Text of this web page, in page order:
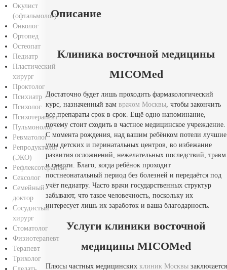
Описание
Клиника восточной медицины
MICOMed
Достаточно будет лишь проходить фармакологический
курс, назначенный вам врачом Москвы, чтобы закончить
все препараты срок в срок. Ещё одно напоминание,
почему стоит сходить в частное медицинское учреждение.
С момента рождения, над вашим ребёнком потели лучшие
умы детских и перинатальных центров, во избежание
развития осложнений, нежелательных последствий, травм
и смерти. Благо, когда ребёнок проходит
постнеонатальный период без болезней и передаётся под
учёт педиатру. Часто врачи государственных структур
забывают, что такое человечность, поскольку их
интересует лишь их заработок и ваша благодарность.
Услуги клиники восточной
медицины MICOMed
Плюсы частных медицинских клиник Москвызаключается
Окулист
(офтальмолог)
Онколог
Ортопед
Остеопат
Педиатр
Пластический
хирург
Проктолог
Психиатр
Психолог
Психотерапевт
Пульмонолог
Ревматолог
Репродуктолог
(ЭКО)
Рефлексотерапевт
Сексолог
Семейный
доктор
Сосудистый
хирург
Стоматолог
Физиотерапевт
Терапевт
Трихолог